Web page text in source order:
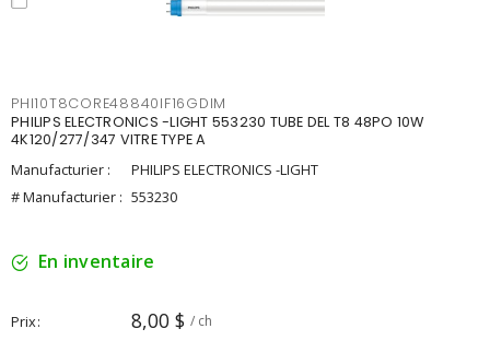
PHI10T8CORE48840IF16GDIM
PHILIPS ELECTRONICS -LIGHT 553230 TUBE DEL T8 48PO 10W
4K120/277/347 VITRE TYPE A
Manufacturier :
PHILIPS ELECTRONICS -LIGHT
# Manufacturier : 553230
En inventaire
Prix 8,00 $ / ch